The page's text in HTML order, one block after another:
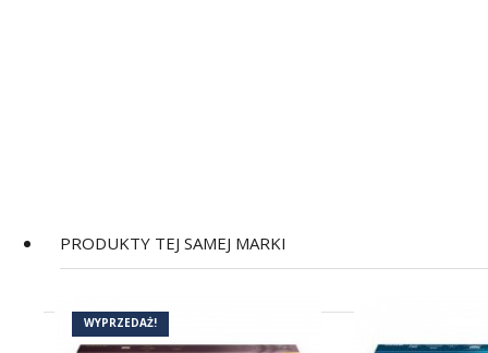
PRODUKTY TEJ SAMEJ MARKI
WYPRZEDAŻ!